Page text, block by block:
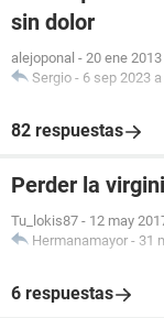
sin dolor
alejoponal - 20 ene
Sergio - 6 sep 2023
82 respuestas
Perder la
Tu_lokis87 - 12 may
Hermanamayor - 31
6 respuestas